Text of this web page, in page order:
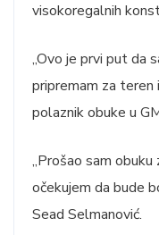
visokoregalnih
„Ovo je prvi put da
pripremam za teren
polaznik obuke u
„Prošao sam
očekujem da bude
Sead Selmanović.